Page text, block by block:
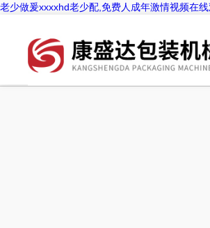
老少做爰xxxxhd老少配,免费人成年激情视频在